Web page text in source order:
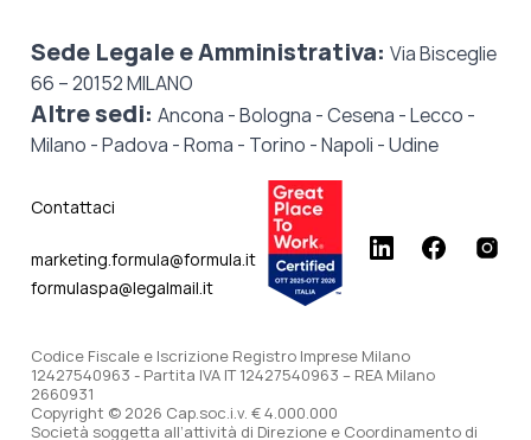
Sede Legale e Amministrativa: Via Bisceglie
66 – 20152 MILANO
Altre sedi: Ancona - Bologna - Cesena - Lecco -
Milano - Padova - Roma - Torino - Napoli - Udine
Contattaci
marketing.formula@formula.it
formulaspa@legalmail.it
Codice Fiscale e Iscrizione Registro Imprese Milano
12427540963 - Partita IVA IT 12427540963 – REA Milano
2660931
Copyright © 2026 Cap.soc.i.v. € 4.000.000
Società soggetta all’attività di Direzione e Coordinamento di